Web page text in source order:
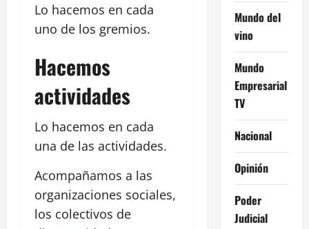
Lo hacemos en cada
uno de los gremios.
Hacemos
actividades
Lo hacemos en cada
una de las actividades.
Acompañamos a las
organizaciones sociales,
los colectivos de
Mundo del
vino
Mundo
Empresarial
TV
Nacional
Opinión
Poder
Judicial